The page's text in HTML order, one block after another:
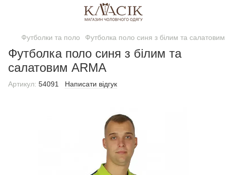
Футболки та поло Футболка поло синя з білим та салатовим
Футболка поло синя з білим та
салатовим ARMA
Артикул: 54091 Написати відгук